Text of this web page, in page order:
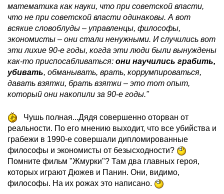
математика как науки, что при советской власти,
что не при советской власти одинаковы. А вот
всякие словоблуды – управленцы, философы,
экономисты – они стали ненужными. И случились вот
эти лихие 90-е годы, когда эти люди были вынуждены
как-то приспосабливаться: они научились грабить,
убивать, обманывать, врать, коррумпироваться,
давать взятки, брать взятки – это тот опыт,
который они накопили за 90-е годы."
Чушь полная...Дядя совершенно оторван от
реальности. По его мнению выходит, что все убийства и
грабежи в 1990-е совершали дипломированные
философы и экономисты от безысходности?
Помните фильм "Жмурки"? Там два главных героя,
которых играют Дюжев и Панин. Они, видимо,
философы. На их рожах это написано.